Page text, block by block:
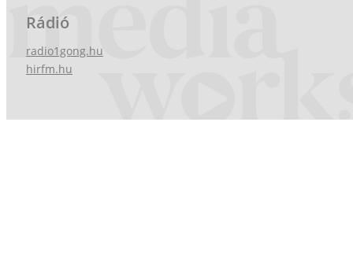
Rádió
radio1gong.hu
hirfm.hu